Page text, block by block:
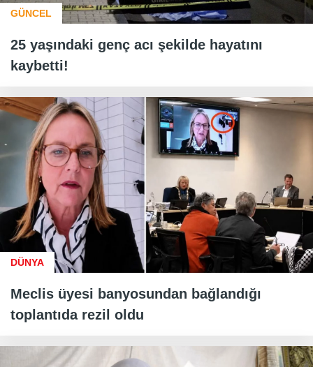
GÜNCEL
25 yaşındaki genç acı şekilde hayatını
kaybetti!
DÜNYA
Meclis üyesi banyosundan bağlandığı
toplantıda rezil oldu